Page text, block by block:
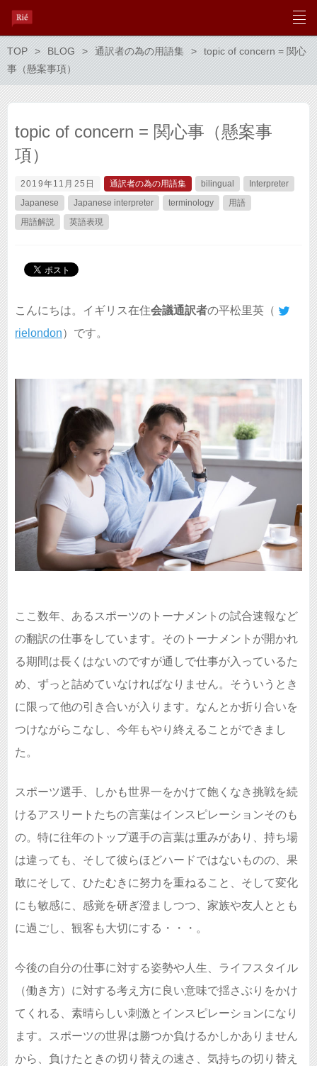
TOP BLOG 通訳者の為の用語集
topic of concern = 関心
事（懸案事項）
topic of concern = 関心事（懸案事
項）
2019年11月25日 通訳者の為の用語集 bilingual
Interpreter
Japanese
Japanese interpreter terminology
用語
用語解説
英語表現
こんにちは。イギリス在住会議通訳者の平松里英（
rielondon）です。
ここ数年、あるスポーツのトーナメントの試合速報など
の翻訳の仕事をしています。そのトーナメントが開かれ
る期間は長くはないのですが通しで仕事が入っているた
め、ずっと詰めていなければなりません。そういうとき
に限って他の引き合いが入ります。なんとか折り合いを
つけながらこなし、今年もやり終えることができまし
た。
スポーツ選手、しかも世界一をかけて飽くなき挑戦を続
けるアスリートたちの言葉はインスピレーションそのも
の。特に往年のトップ選手の言葉は重みがあり、持ち場
は違っても、そして彼らほどハードではないものの、果
敢にそして、ひたむきに努力を重ねること、そして変化
にも敏感に、感覚を研ぎ澄ましつつ、家族や友人ととも
に過ごし、観客も大切にする・・・。
今後の自分の仕事に対する姿勢や人生、ライフスタイル
（働き方）に対する考え方に良い意味で揺さぶりをかけ
てくれる、素晴らしい刺激とインスピレーションになり
ます。スポーツの世界は勝つか負けるかしかありません
から、負けたときの切り替えの速さ、気持ちの切り替え